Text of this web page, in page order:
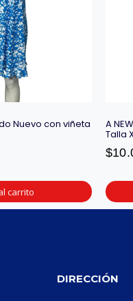
Nuevo con viñeta
carrito
A
Talla
$
DIRECCIÓN